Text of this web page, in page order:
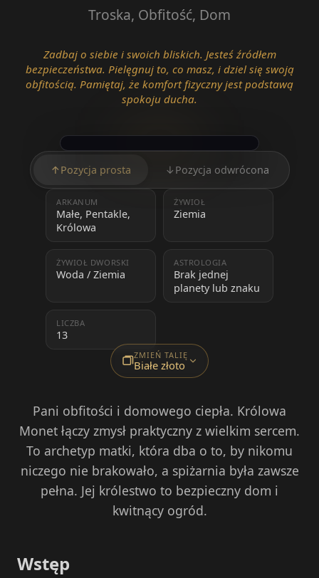
Troska, Obfitość, Dom
Zadbaj o siebie i swoich bliskich. Jesteś źródłem
bezpieczeństwa. Pielęgnuj to, co masz, i dziel się swoją
obfitością. Pamiętaj, że komfort fizyczny jest podstawą
spokoju ducha.
↑ Pozycja prosta ↓ Pozycja odwrócona
ARKANUM
Małe, Pentakle,
Królowa
ŻYWIOŁ
Ziemia
ŻYWIOŁ DWORSKI
Woda / Ziemia
ASTROLOGIA
Brak jednej
planety lub znaku
LICZBA
13
ZMIEŃ TALIĘ
Białe złoto
Pani obfitości i domowego ciepła. Królowa
Monet łączy zmysł praktyczny z wielkim sercem.
To archetyp matki, która dba o to, by nikomu
niczego nie brakowało, a spiżarnia była zawsze
pełna. Jej królestwo to bezpieczny dom i
kwitnący ogród.
Wstęp